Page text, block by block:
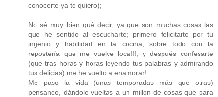
conocerte ya te quiero);
No sé muy bien qué decir, ya que son muchas cosas las
que he sentido al escucharte; primero felicitarte por tu
ingenio y habilidad en la cocina, sobre todo con la
repostería que me vuelve loca!!!, y después confesarte
(que tras horas y horas leyendo tus palabras y admirando
tus delicias) me he vuelto a enamorar!.
Me paso la vida (unas temporadas más que otras)
pensando, dándole vueltas a un millón de cosas que para